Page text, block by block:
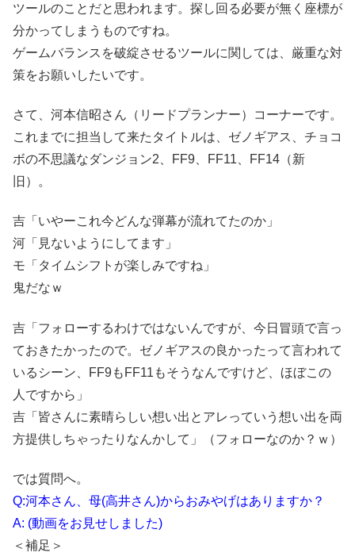
ツールのことだと思われます。探し回る必要が無く座標が
分かってしまうものですね。
ゲームバランスを破綻させるツールに関しては、厳重な対
策をお願いしたいです。
さて、河本信昭さん（リードプランナー）コーナーです。
これまでに担当して来たタイトルは、ゼノギアス、チョコ
ボの不思議なダンジョン2、FF9、FF11、FF14（新
旧）。
吉「いやーこれ今どんな弾幕が流れてたのか」
河「見ないようにしてます」
モ「タイムシフトが楽しみですね」
鬼だなｗ
吉「フォローするわけではないんですが、今日冒頭で言っ
ておきたかったので。ゼノギアスの良かったって言われて
いるシーン、FF9もFF11もそうなんですけど、ほぼこの
人ですから」
吉「皆さんに素晴らしい想い出とアレっていう想い出を両
方提供しちゃったりなんかして」（フォローなのか？ｗ）
では質問へ。
Q:河本さん、母(高井さん)からおみやげはありますか？
A: (動画をお見せしました)
＜補足＞